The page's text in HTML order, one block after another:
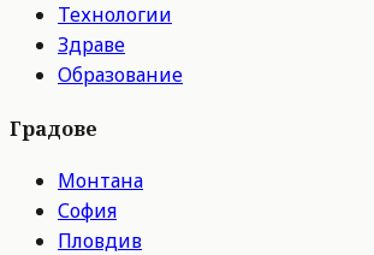
Технологии
Здраве
Образование
Градове
Монтана
София
Пловдив